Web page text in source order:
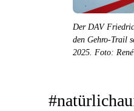
Der DAV
den Gehro-Trail
2025. Foto: